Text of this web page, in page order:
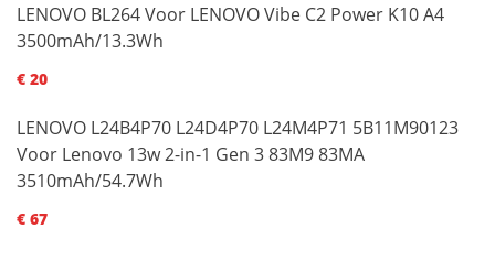
LENOVO BL264 Voor LENOVO Vibe C2 Power K10 A4
3500mAh/13.3Wh
€ 20
LENOVO L24B4P70 L24D4P70 L24M4P71 5B11M90123
Voor Lenovo 13w 2-in-1 Gen 3 83M9 83MA
3510mAh/54.7Wh
€ 67